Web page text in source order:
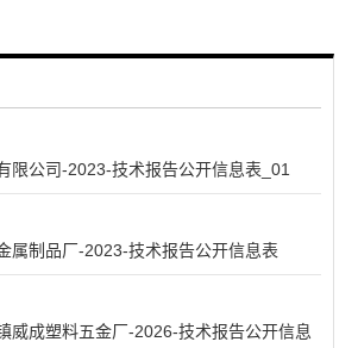
限公司-2023-技术报告公开信息表_01
属制品厂-2023-技术报告公开信息表
威成塑料五金厂-2026-技术报告公开信息